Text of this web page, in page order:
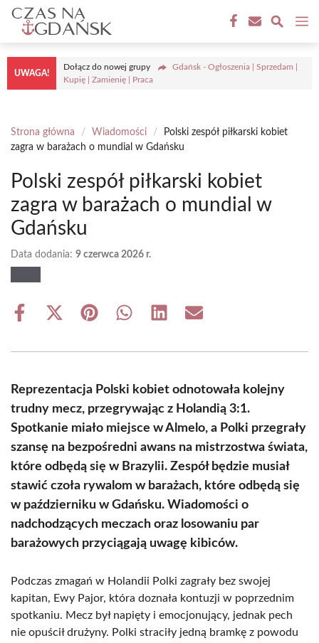
Przejdź
treści
UWAGA!
Dołącz do nowej grupy
Gdańsk - Ogłoszenia | Sprzedam |
Kupię | Zamienię | Praca
Strona główna / Wiadomości /
Polski zespół piłkarski kobiet
zagra w barażach o mundial w Gdańsku
Polski zespół piłkarski kobiet
zagra w barażach o mundial w
Gdańsku
Data dodania: 9 czerwca 2026 r.
Share
Share
(Twitter)
Share Share Share Share
Reprezentacja Polski kobiet odnotowała kolejny
trudny mecz, przegrywając z Holandią 3:1.
Spotkanie miało miejsce w Almelo, a Polki przegrały
szansę na bezpośredni awans na mistrzostwa świata,
które odbędą się w Brazylii. Zespół będzie musiał
stawić czoła rywalom w barażach, które odbędą się
w październiku w Gdańsku. Wiadomości o
nadchodzących meczach oraz losowaniu par
barażowych przyciągają uwagę kibiców.
Podczas zmagań w Holandii Polki zagrały bez swojej
kapitan, Ewy Pajor, która doznała kontuzji w poprzednim
spotkaniu. Mecz był napięty i emocjonujący, jednak pech
nie opuścił drużyny. Polki straciły jedną bramkę z powodu